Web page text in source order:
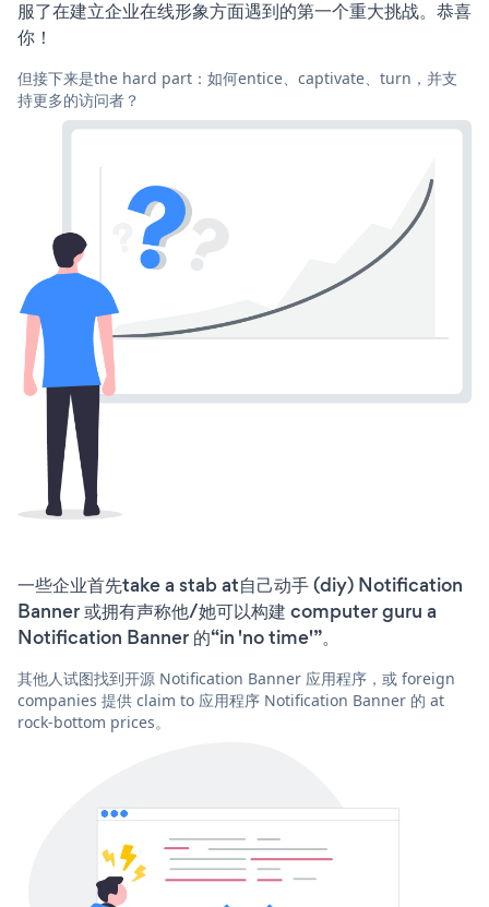
服了在建立企业在线形象方面遇到的第一个重大挑战。恭喜
你！
但接下来是the hard part：如何entice、captivate、turn，并支
持更多的访问者？
一些企业首先take a stab at自己动手 (diy) Notification
Banner 或拥有声称他/她可以构建 computer guru a
Notification Banner 的“in 'no time'”。
其他人试图找到开源 Notification Banner 应用程序，或 foreign
companies 提供 claim to 应用程序 Notification Banner 的 at
rock-bottom prices。